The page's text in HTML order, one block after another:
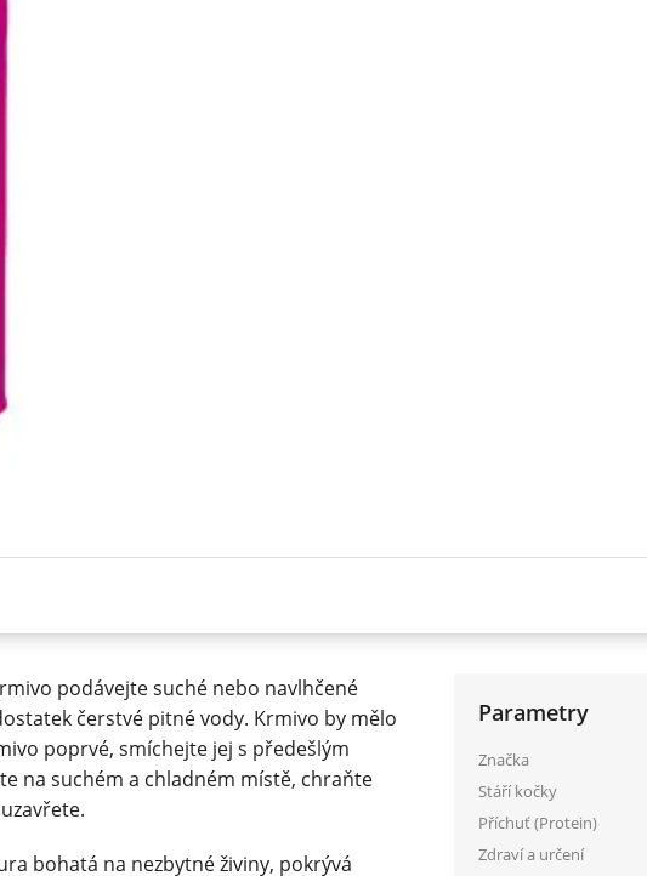
podávejte suché nebo navlhčené
čerstvé pitné vody. Krmivo by mělo
poprvé, smíchejte jej s předešlým
na suchém a chladném místě, chraňte
bohatá na nezbytné živiny, pokrývá
Parametry
Značka
Stáří kočky
Příchuť (Protein)
Zdraví a určení